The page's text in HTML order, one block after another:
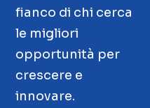
fianco di chi cerca
le migliori
opportunità per
crescere e
innovare.